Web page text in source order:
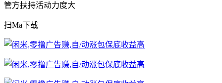
管方扶持活动力度大
扫Ma下载